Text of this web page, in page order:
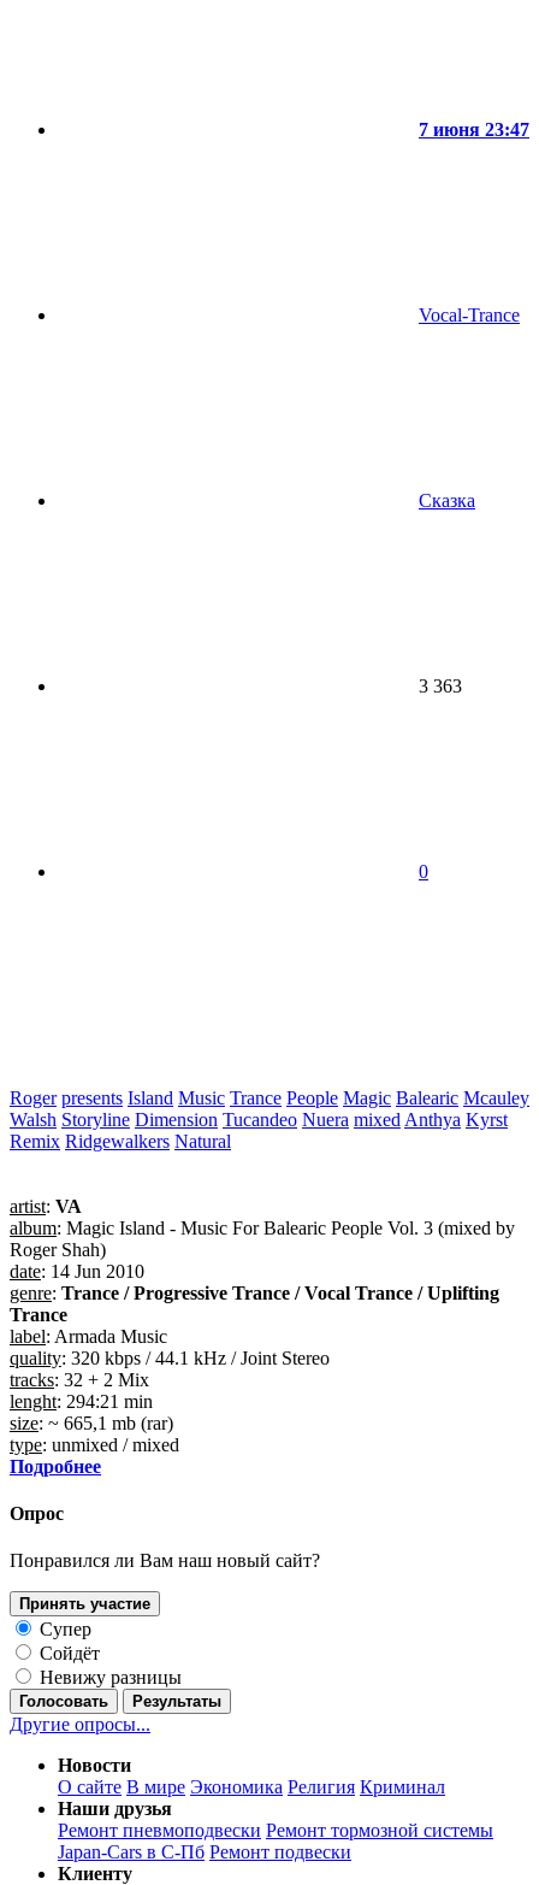
7 июня 23:47
Vocal-Trance
Сказка
3 363
0
Roger presents Island Music Trance People Magic Balearic Mcauley
Walsh Storyline Dimension Tucandeo Nuera mixed Anthya Kyrst
Remix Ridgewalkers Natural
artist: VA
album: Magic Island - Music For Balearic People Vol. 3 (mixed by
Roger Shah)
date: 14 Jun 2010
genre: Trance / Progressive Trance / Vocal Trance / Uplifting
Trance
label: Armada Music
quality: 320 kbps / 44.1 kHz / Joint Stereo
tracks: 32 + 2 Mix
lenght: 294:21 min
size: ~ 665,1 mb (rar)
type: unmixed / mixed
Подробнее
Опрос
Понравился ли Вам наш новый сайт?
Принять участие
Супер
Сойдёт
Невижу разницы
Голосовать Результаты
Другие опросы...
Новости
О сайте В мире Экономика Религия Криминал
Наши друзья
Ремонт пневмоподвески Ремонт тормозной системы
Japan-Cars в С-Пб Ремонт подвески
Клиенту